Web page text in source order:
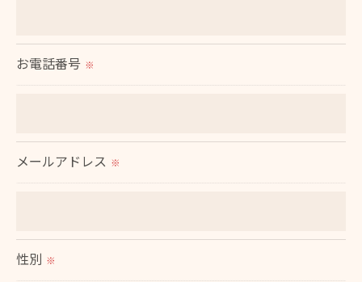
お電話番号 ※
メールアドレス ※
性別 ※